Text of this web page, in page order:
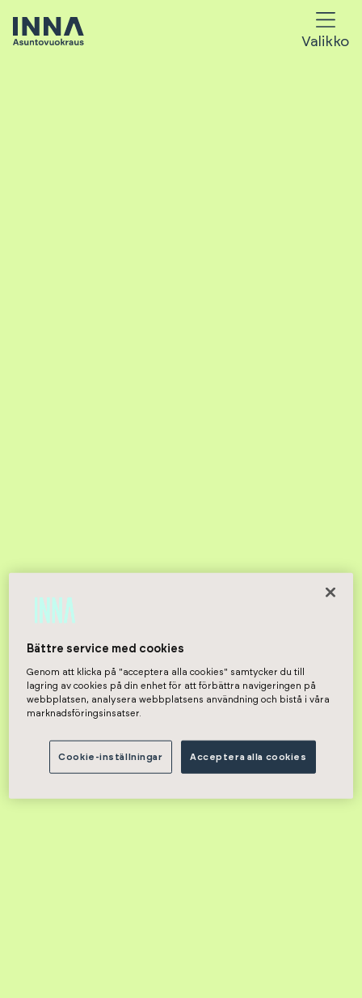
Valikko
Bättre service med cookies
Genom att klicka på "acceptera alla cookies" samtycker du till
lagring av cookies på din enhet för att förbättra navigeringen på
webbplatsen, analysera webbplatsens användning och bistå i våra
marknadsföringsinsatser.
Cookie-inställningar Acceptera alla cookies